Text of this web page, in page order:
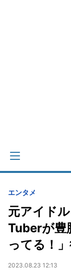
エンタメ
元アイド
Tuberが
ってる！
2023.08.23 12:13